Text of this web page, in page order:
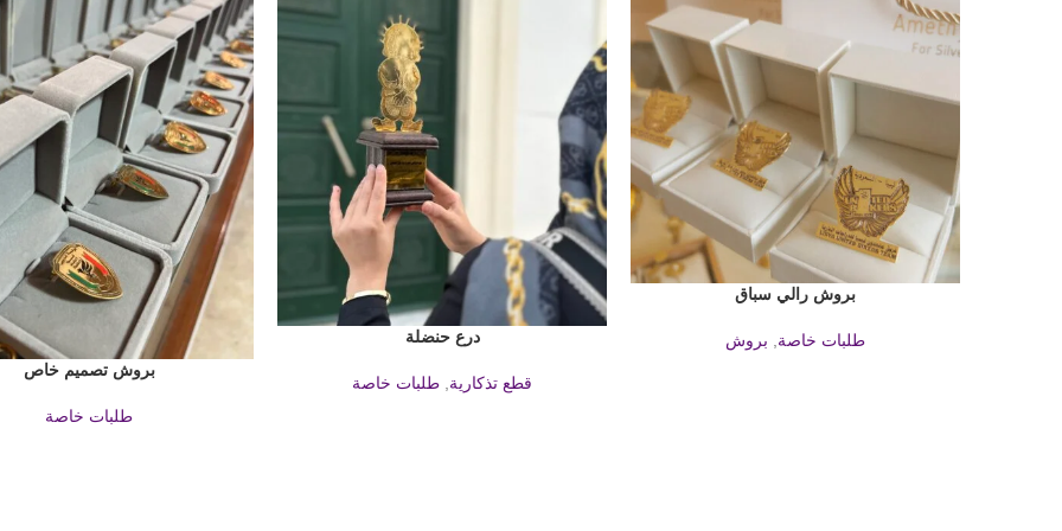
بروش رالي سباق
طلبات خاصة, بروش درع حنضلة
قطع تذكارية طلبات خاصة
بروش تصميم خاص
طلبات خاصة